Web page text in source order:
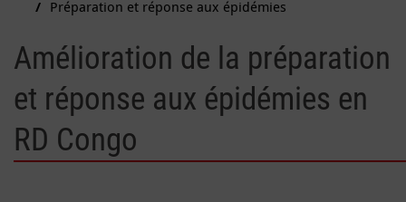
Préparation et réponse aux épidémies
Amélioration de la préparation
et réponse aux épidémies en
RD Congo